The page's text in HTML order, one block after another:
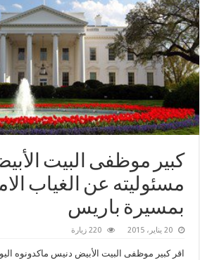
كبير موظفى البيت
مسئوليته عن الغياب
بمسيرة باريس
20 يناير، 2015 220 زيارة
اقر كبير موظفى البيت الأبيض دنيس ماكدونوه